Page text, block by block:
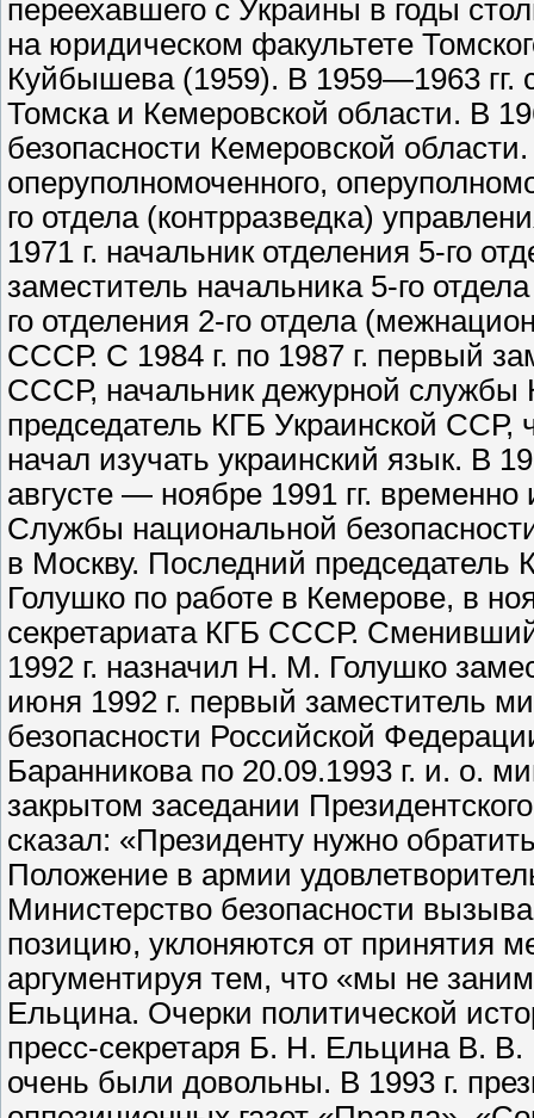
переехавшего с Украины в годы
на юридическом факультете
Куйбышева (1959). В 1959—1963 гг.
Томска и Кемеровской области. В
безопасности Кемеровской
оперуполномоченного,
го отдела (контрразведка)
1971 г. начальник отделения 5-го
заместитель начальника 5-го
го отделения 2-го отдела
СССР. С 1984 г. по 1987 г. первый
СССР, начальник дежурной службы
председатель КГБ Украинской
начал изучать украинский язык. В
августе — ноябре 1991 гг.
Службы национальной
в Москву. Последний
Голушко по работе в Кемерове, в
секретариата КГБ СССР.
1992 г. назначил Н. М. Голушко
июня 1992 г. первый заместитель
безопасности Российской
Баранникова по 20.09.1993 г. и. о.
закрытом заседании
сказал: «Президенту нужно
Положение в армии
Министерство безопасности
позицию, уклоняются от принятия
аргументируя тем, что «мы не
Ельцина. Очерки политической
пресс-секретаря Б. Н. Ельцина В.
очень были довольны. В 1993 г.